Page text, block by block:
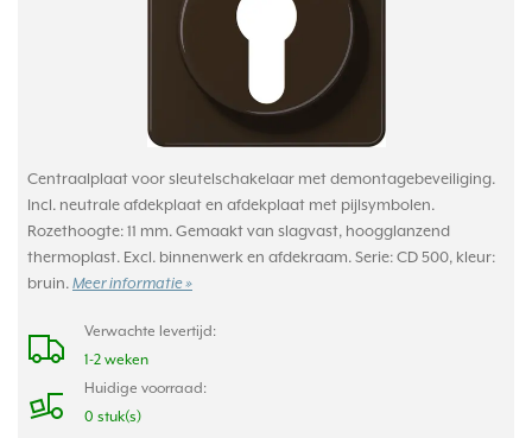
Centraalplaat voor sleutelschakelaar met demontagebeveiliging.
Incl. neutrale afdekplaat en afdekplaat met pijlsymbolen.
Rozethoogte: 11 mm. Gemaakt van slagvast, hoogglanzend
thermoplast. Excl. binnenwerk en afdekraam. Serie: CD 500, kleur:
bruin. Meer informatie »
Verwachte levertijd:
1-2 weken
Huidige voorraad:
0 stuk(s)